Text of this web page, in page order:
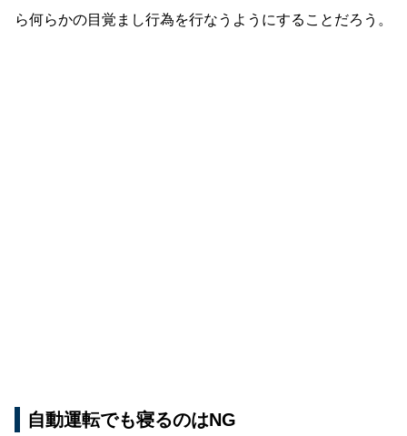
ら何らかの目覚まし行為を行なうようにすることだろう。
自動運転でも寝るのはNG